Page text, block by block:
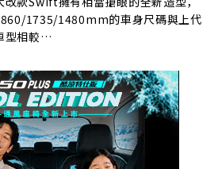
1735/1480mm的車身尺碼與上代
型相較…